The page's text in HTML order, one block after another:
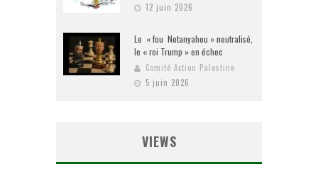
12 juin 2026
Le « fou Netanyahou » neutralisé,
le « roi Trump » en échec
Comité Action Palestine
5 juin 2026
VIEWS